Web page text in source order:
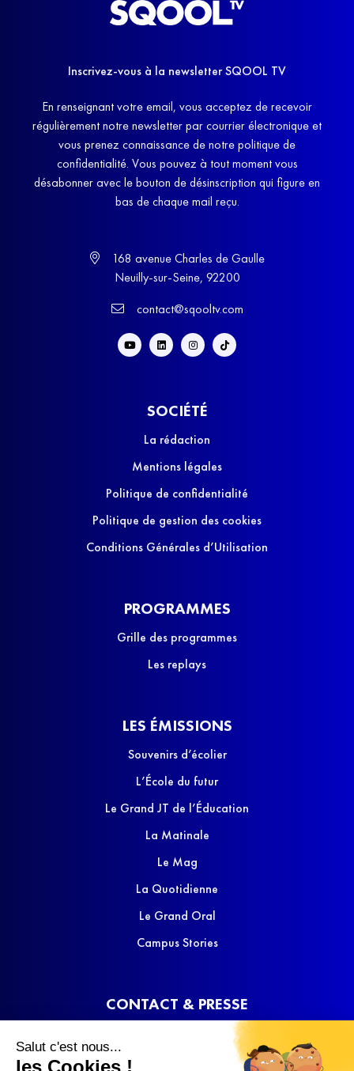
Salut c'est nous...
les Cookies !
Inscrivez-vous à la newsletter SQOOL TV
En renseignant votre email, vous acceptez de recevoir
régulièrement notre newsletter par courrier électronique et
vous prenez connaissance de notre politique de
confidentialité. Vous pouvez à tout moment vous
désabonner avec le bouton de désinscription qui figure en
bas de chaque mail reçu.
168 avenue Charles de Gaulle
Neuilly-sur-Seine, 92200
contact@sqooltv.com
SOCIÉTÉ
La rédaction
Mentions légales
Politique de confidentialité
Politique de gestion des cookies
Conditions Générales d’Utilisation
PROGRAMMES
Grille des programmes
Les replays
LES ÉMISSIONS
Souvenirs d’écolier
L’École du futur
Le Grand JT de l’Éducation
La Matinale
Le Mag
La Quotidienne
Le Grand Oral
Campus Stories
CONTACT & PRESSE